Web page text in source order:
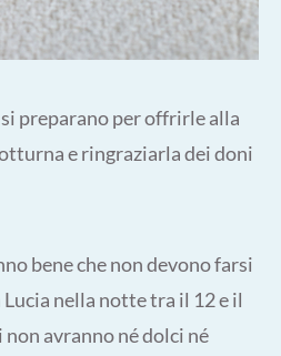
preparano per offrirle alla
e ringraziarla dei doni
bene che non devono farsi
nella notte tra il 12 e il
avranno né dolci né